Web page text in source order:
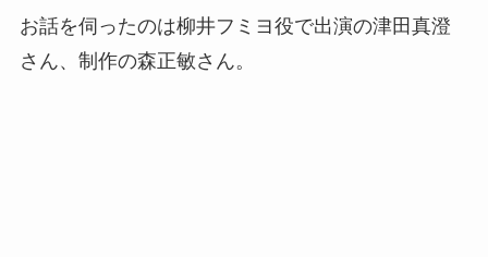
お話を伺ったのは柳井フミヨ役で出演の津田真澄
さん、制作の森正敏さん。